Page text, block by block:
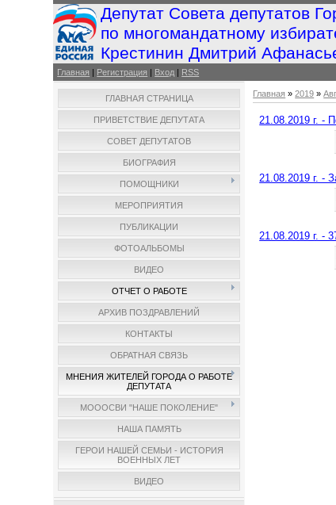
Депутат Совета депутатов
по многомандатному
Крестинин Дмитрий
Главная | Регистрация | Вход | RSS
ГЛАВНАЯ СТРАНИЦА
ПРИВЕТСТВИЕ ДЕПУТАТА
СОВЕТ ДЕПУТАТОВ
БИОГРАФИЯ
ПОМОЩНИКИ
МЕРОПРИЯТИЯ
ПУБЛИКАЦИИ
ФОТОАЛЬБОМЫ
ВИДЕО
ОТЧЕТ О РАБОТЕ
АРХИВ ПОЗДРАВЛЕНИЙ
КОНТАКТЫ
ОБРАТНАЯ СВЯЗЬ
МНЕНИЯ ЖИТЕЛЕЙ ГОРОДА О РАБОТЕ
ДЕПУТАТА
МОООСВИ "НАШЕ ПОКОЛЕНИЕ"
НАША ПАМЯТЬ
ГЕРОИ НАШЕЙ СЕМЬИ - ИСТОРИЯ
ВОЕННЫХ ЛЕТ
ВИДЕО
Главная »2019 »
21.08.2019 г. -
21.08.2019 г. -
21.08.2019 г. -